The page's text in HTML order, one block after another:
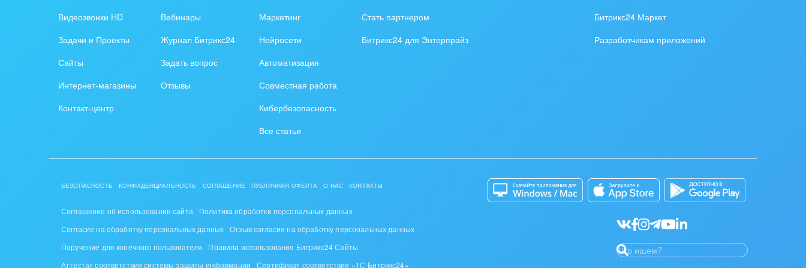
Создание сайтов
Интернет-магазин и CRM
внедрения
Внедрение для медицины
Внедрение онлайн-
/ Интранета
Общественно-политические
организации
СМИ, издательства,
благоустройство
Транспорт, Авиация,
автобизнес
Видеозвонки HD
Задачи и Проекты
Сайты
Интернет-магазины
Контакт-центр
Вебинары
Журнал Битрикс24
Задать вопрос
Отзывы
Маркетинг
Нейросети
Автоматизация
Совместная работа
Кибербезопасность
Все статьи
Стать партнером
Битрикс24 для Энтерпрайз
Битрикс24 Маркет
Разработчикам приложений
БЕЗОПАСНОСТЬ КОНФИДЕНЦИАЛЬНОСТЬ СОГЛАШЕНИЕ ПУБЛИЧНАЯ ОФЕРТА О НАС КОНТАКТЫ
Соглашение об использовании сайта
Политика обработки персональных данных
Согласие на обработку персональных данных Отзыв согласия на обработку персональных данных
Поручение для конечного пользователя
Правила использования Битрикс24 Сайты
Аттестат соответствия системы защиты информации
Сертификат соответствия «1С-Битрикс24»